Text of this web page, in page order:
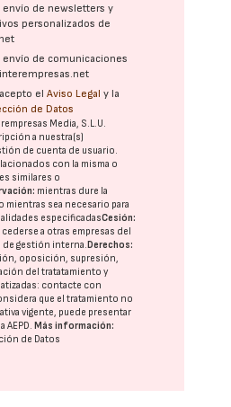
envío de newsletters y
personalizados de
envío de comunicaciones
elAviso Legal y la
de Datos
Media, S.L.U.
a nuestra(s)
de cuenta de usuario.
con la misma o
similares o
mientras dure la
mientras sea necesario para
especificadasCesión:
a otras empresas del
de gestión interna.Derechos:
oposición, supresión,
del tratatamiento y
contacte con
que el tratamiento no
vigente, puede presentar
AEPD.Más información:
de Datos